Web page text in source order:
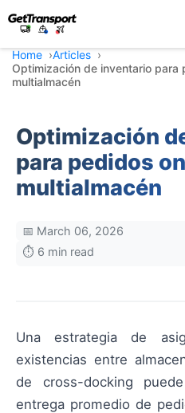
Home
Articles
Optimización de inventario para
multialmacén
Optimización
para pedidos
multialmacén
📅 March 06, 2026
⏱️ 6 min read
Una estrategia de
existencias entre
de cross-docking
entrega promedio de